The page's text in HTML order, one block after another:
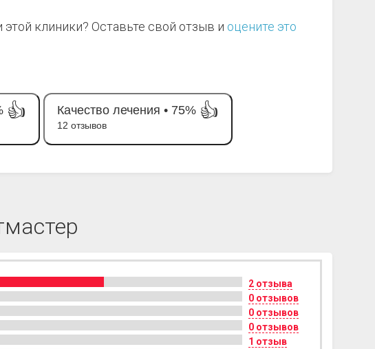
клиники? Оставьте свой отзыв и оцените это
👍 Качество лечения • 75% 👍
12 отзывов
2 отзыва
0 отзывов
0 отзывов
0 отзывов
1 отзыв